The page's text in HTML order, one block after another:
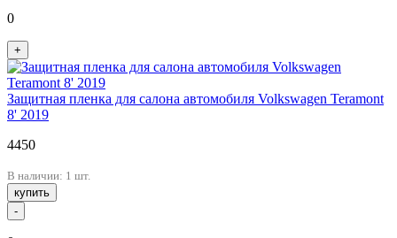
0
+
Защитная пленка для салона автомобиля Volkswagen Teramont
8' 2019
4450
В наличии: 1 шт.
купить
-